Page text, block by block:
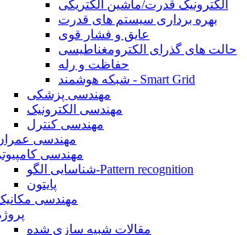
الکترونیک قدرت/ماشین الکتریکی
بهره برداری سیستم های قدرت
عایق و فشار قوی
حالت های گذرای الکترومغناطیسی
حفاظت و رله
شبکه هوشمند - Smart Grid
مهندسی پزشکی
مهندسی الکترونیک
مهندسی کنترل
مهندسی
مهندسی کامپیوتر
شناسایی الگو-Pattern recognition
پایتون
مهندسی
مقالات شبیه سازی شده